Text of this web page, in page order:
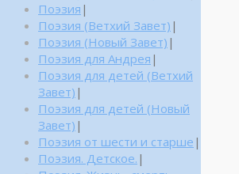
Поэзия |
Поэзия (Ветхий Завет) |
Поэзия (Новый Завет) |
Поэзия для Андрея |
Поэзия для детей (Ветхий
Завет) |
Поэзия для детей (Новый
Завет) |
Поэзия от шести и старше |
Поэзия. Детское. |